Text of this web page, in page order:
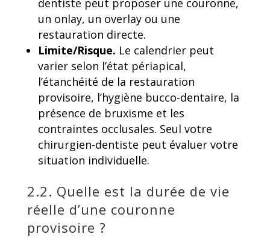
un onlay, un overlay ou une
restauration directe.
Limite/Risque. Le calendrier peut
varier selon l’état périapical,
l’étanchéité de la restauration
provisoire, l’hygiène bucco-dentaire, la
présence de bruxisme et les
contraintes occlusales. Seul votre
chirurgien-dentiste peut évaluer votre
situation individuelle.
2.2. Quelle est la durée de vie
réelle d’une couronne
provisoire ?